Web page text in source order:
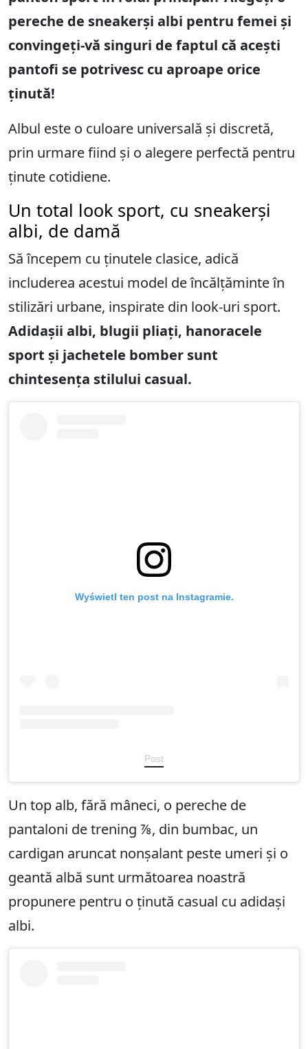
pereche de sneakerși albi pentru femei și
convingeți-vă singuri de faptul că acești
pantofi se potrivesc cu aproape orice
ținută!
Albul este o culoare universală și discretă,
prin urmare fiind și o alegere perfectă pentru
ținute cotidiene.
Un total look sport, cu sneakerși
albi, de damă
Să începem cu ținutele clasice, adică
includerea acestui model de încălțăminte în
stilizări urbane, inspirate din look-uri sport.
Adidașii albi, blugii pliați, hanoracele
sport și jachetele bomber sunt
chintesența stilului casual.
Wyświetl ten post na Instagramie.
Post
Un top alb, fără mâneci, o pereche de
pantaloni de trening ⅞, din bumbac, un
cardigan aruncat nonșalant peste umeri și o
geantă albă sunt următoarea noastră
propunere pentru o ținută casual cu adidași
albi.